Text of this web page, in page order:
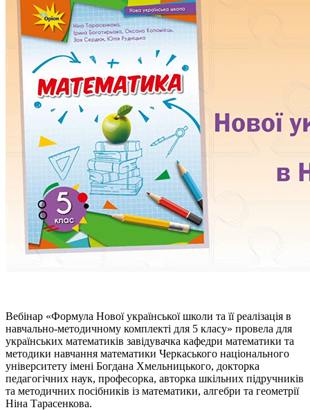
Вебінар «Формула Нової української школи та її реалізація в
навчально-методичному комплекті для 5 класу» провела для
українських математиків завідувачка кафедри математики та
методики навчання математики Черкаського національного
університету імені Богдана Хмельницького, докторка
педагогічних наук, професорка, авторка шкільних підручників
та методичних посібників із математики, алгебри та геометрії
Ніна Тарасенкова.